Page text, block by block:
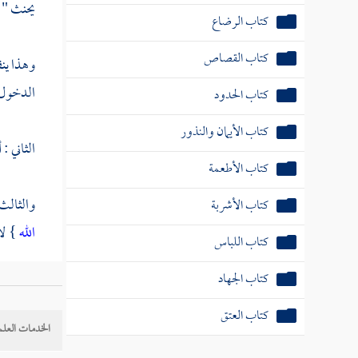
كتاب الرضاع
كتاب القصاص
كتاب الحدود
كتاب الأيمان والنذور
كتاب الأطعمة
كتاب الأشربة
كتاب اللباس
كتاب الجهاد
كتاب العتق
يحنث
وهذا
الله}
ولا
الخدمات